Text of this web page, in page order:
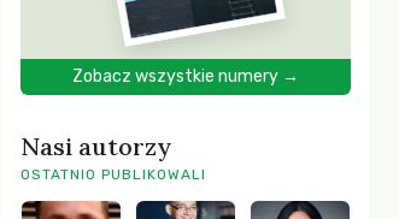
Zobacz wszystkie numery →
Nasi autorzy
OSTATNIO PUBLIKOWALI